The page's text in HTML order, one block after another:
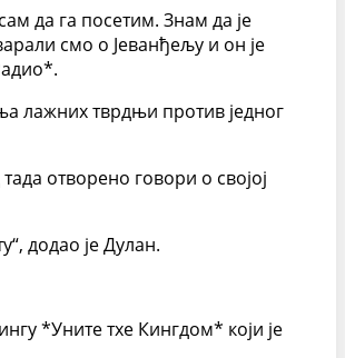
да га посетим. Знам да је
смо о Јеванђељу и он је
лажних тврдњи против једног
отворено говори о својој
додао је Дулан.
*Уните тхе Кингдом* који је